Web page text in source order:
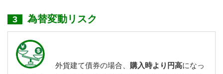
3 為替変動リスク
外貨建て債券の場合、 購入時より円高になっ